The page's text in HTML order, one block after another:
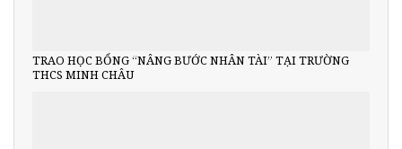
TRAO HỌC BỔNG “NÂNG BƯỚC NHÂN TÀI” TẠI TRƯỜNG
THCS MINH CHÂU